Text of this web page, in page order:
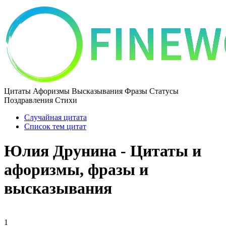
Цитаты Афоризмы Высказывания Фразы Статусы
Поздравления Стихи
Случайная цитата
Список тем цитат
Юлия Друнина - Цитаты и
афоризмы, фразы и
высказывания
1